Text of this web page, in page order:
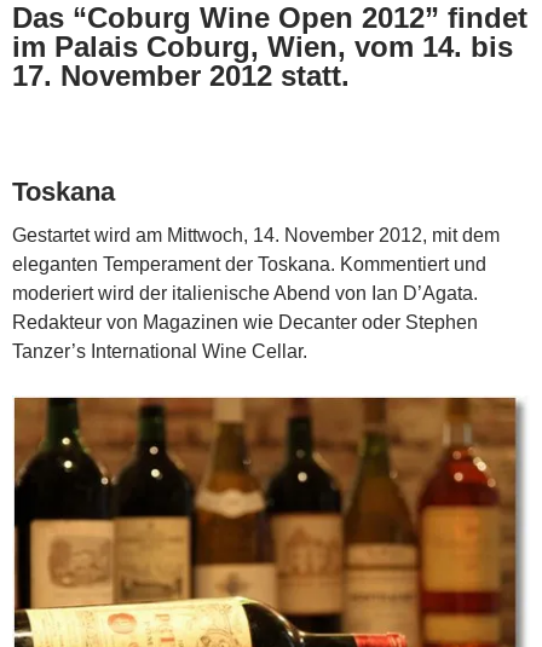
Das “Coburg Wine Open 2012” findet
im Palais Coburg, Wien, vom 14. bis
17. November 2012 statt.
Toskana
Gestartet wird am Mittwoch, 14. November 2012, mit dem
eleganten Temperament der Toskana. Kommentiert und
moderiert wird der italienische Abend von Ian D’Agata.
Redakteur von Magazinen wie Decanter oder Stephen
Tanzer’s International Wine Cellar.